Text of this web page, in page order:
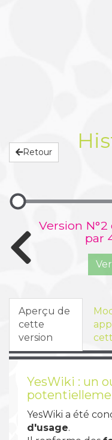
Retour
Version
par
Aperçu de
cette
version